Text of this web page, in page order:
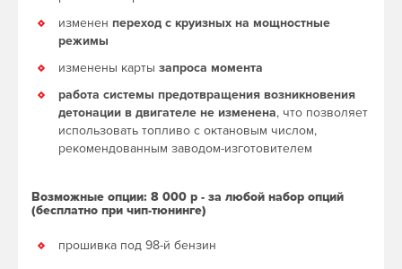
изменен переход с круизных на мощностные
режимы
изменены карты запроса момента
работа системы предотвращения возникновения
детонации в двигателе не изменена, что позволяет
использовать топливо с октановым числом,
рекомендованным заводом-изготовителем
Возможные опции: 8 000 р - за любой набор опций
(бесплатно при чип-тюнинге)
прошивка под 98-й бензин